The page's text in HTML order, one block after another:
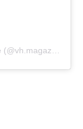
Une publication partagée par VH magazine (@vh.magazine)